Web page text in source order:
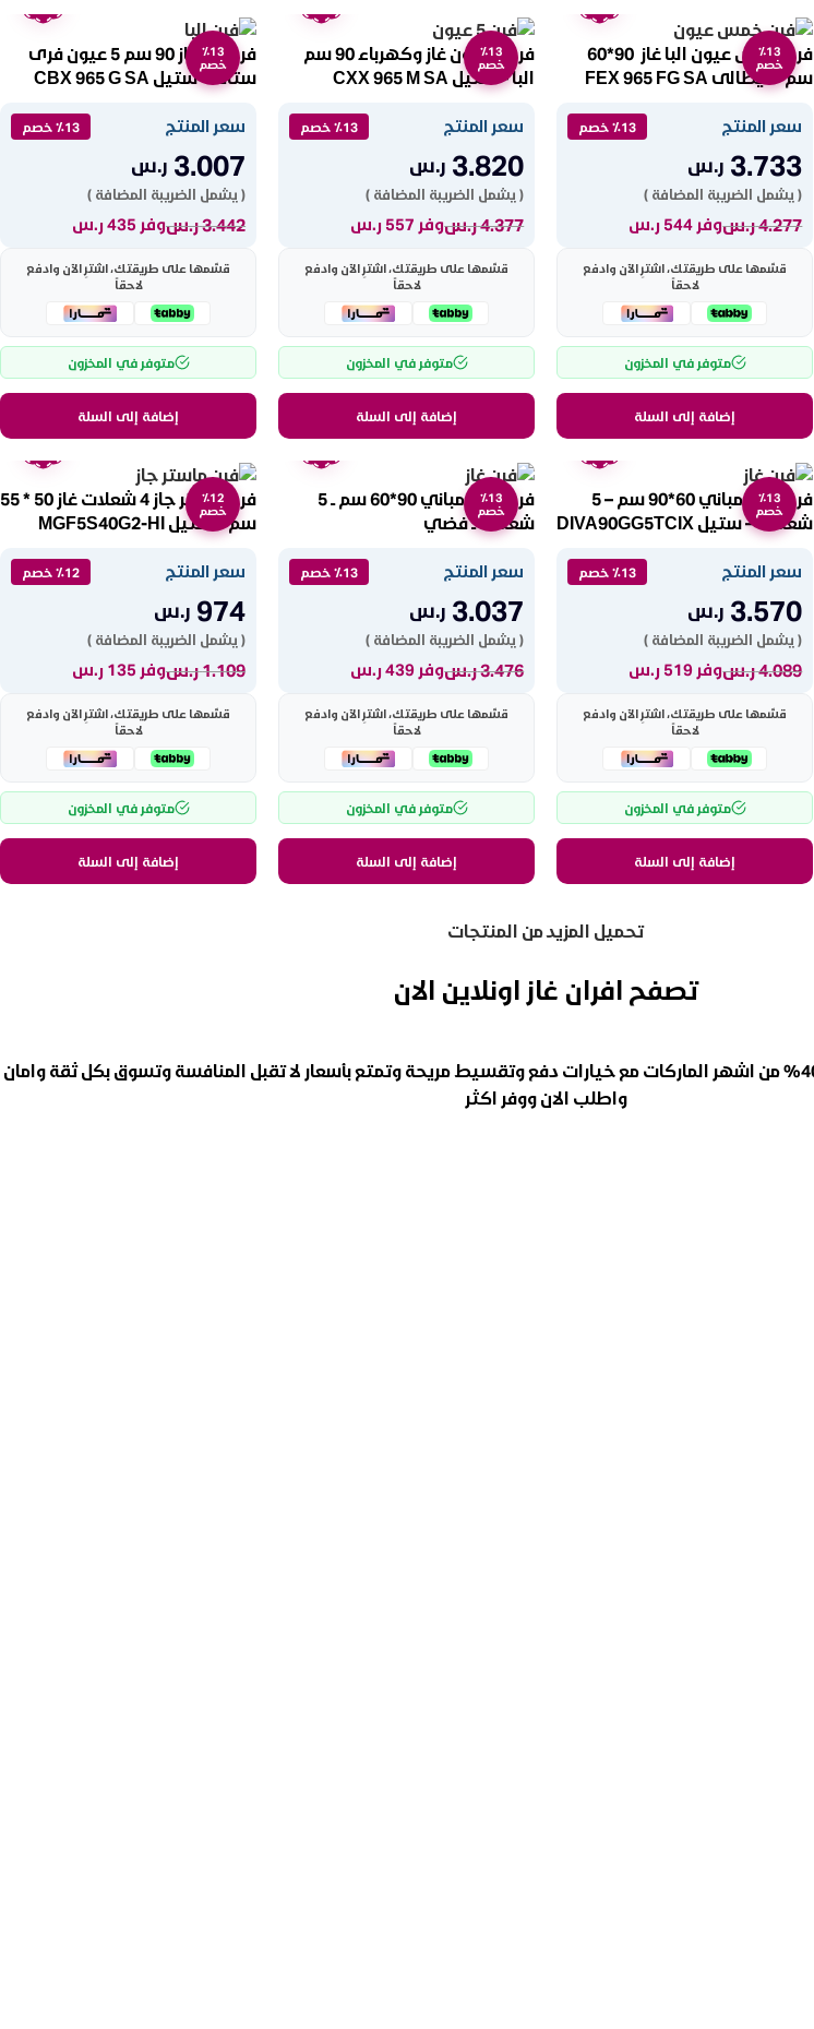
٪13
خصم
فرن خمس عيون البا غاز 90*60
سم – ايطالى FEX 965 FG SA
سعر المنتج ٪13 خصم
3.733 ر.س
( يشمل الضريبة المضافة )
4.277ر.سوفر 544 ر.س
قسّمها على طريقتك، اشترِ الآن وادفع
لاحقاً
متوفر في المخزون
إضافة إلى السلة
٪13
خصم
فرن 5 عيون غاز وكهرباء 90 سم
البا – ستيل CXX 965 M SA
سعر المنتج ٪13 خصم
3.820 ر.س
( يشمل الضريبة المضافة )
4.377ر.سوفر 557 ر.س
قسّمها على طريقتك، اشترِ الآن وادفع
لاحقاً
متوفر في المخزون
إضافة إلى السلة
٪13
خصم
فرن البا غاز 90 سم 5 عيون فرى
ستاند – ستيل CBX 965 G SA
سعر المنتج ٪13 خصم
3.007 ر.س
( يشمل الضريبة المضافة )
3.442ر.سوفر 435 ر.س
قسّمها على طريقتك، اشترِ الآن وادفع
لاحقاً
متوفر في المخزون
إضافة إلى السلة
٪13
خصم
ضمان
فرن غاز بومباني 60*90 سم – 5
شعلات – ستيل DIVA90GG5TCIX
سعر المنتج ٪13 خصم
3.570 ر.س
( يشمل الضريبة المضافة )
4.089ر.سوفر 519 ر.س
قسّمها على طريقتك، اشترِ الآن وادفع
لاحقاً
متوفر في المخزون
إضافة إلى السلة
٪13
خصم
ضمان
فرن غاز بومباني 90*60 سم ــ 5
شعلات ــ فضي
سعر المنتج ٪13 خصم
3.037 ر.س
( يشمل الضريبة المضافة )
3.476ر.سوفر 439 ر.س
قسّمها على طريقتك، اشترِ الآن وادفع
لاحقاً
متوفر في المخزون
إضافة إلى السلة
٪12
خصم
ضمان
فرن ماستر جاز 4 شعلات غاز 50 * 55
سم – ستيل MGF5S40G2-HI
سعر المنتج ٪12 خصم
974 ر.س
( يشمل الضريبة المضافة )
1.109ر.سوفر 135 ر.س
قسّمها على طريقتك، اشترِ الآن وادفع
لاحقاً
متوفر في المخزون
إضافة إلى السلة
تحميل المزيد من المنتجات
تصفح افران غاز اونلاين الان
اقتني افران غاز بخصومات تصل الى 40% من اشهر الماركات مع خيارات دفع وتقسيط مريحة وتمتع بأسعار لا تقبل المنافسة وتسوق بكل ثقة وامان
واطلب الان ووفر اكثر